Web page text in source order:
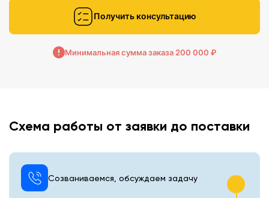
Получить консультацию
Минимальная сумма заказа 200 000 ₽
Схема работы от заявки до поставки
Созваниваемся, обсуждаем задачу